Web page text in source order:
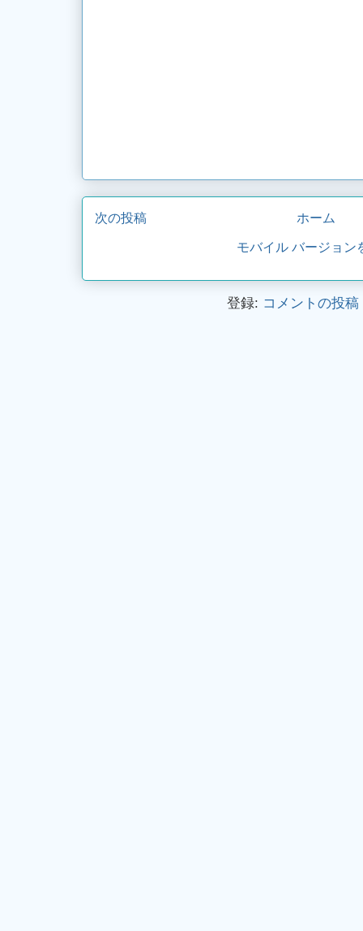
次の投稿 ホーム
モバイル バージョン
登録: コメントの投